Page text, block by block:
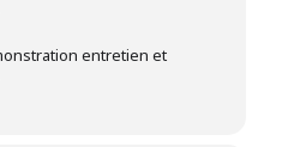
entretien et